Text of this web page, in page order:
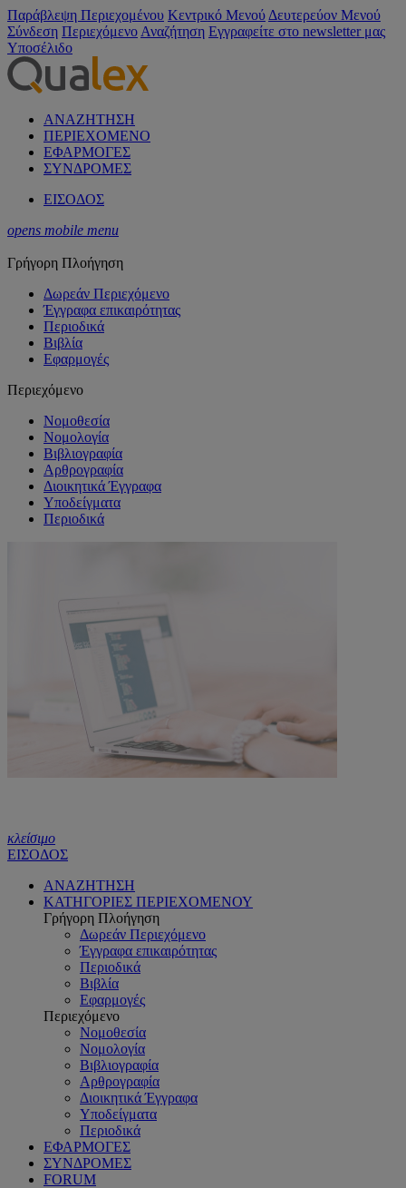
Παράβλεψη Περιεχομένου Κεντρικό Μενού Δευτερεύον Μενού
Σύνδεση Περιεχόμενο Αναζήτηση Εγγραφείτε στο newsletter μας
Υποσέλιδο
ΑΝΑΖΗΤΗΣΗ
ΠΕΡΙΕΧΟΜΕΝΟ
ΕΦΑΡΜΟΓΕΣ
ΣΥΝΔΡΟΜΕΣ
ΕΙΣΟΔΟΣ
opens mobile menu
Γρήγορη Πλοήγηση
Δωρεάν Περιεχόμενο
Έγγραφα επικαιρότητας
Περιοδικά
Βιβλία
Εφαρμογές
Περιεχόμενο
Νομοθεσία
Νομολογία
Βιβλιογραφία
Αρθρογραφία
Διοικητικά Έγγραφα
Υποδείγματα
Περιοδικά
κλείσιμο
ΕΙΣΟΔΟΣ
ΑΝΑΖΗΤΗΣΗ
ΚΑΤΗΓΟΡΙΕΣ ΠΕΡΙΕΧΟΜΕΝΟΥ
Γρήγορη Πλοήγηση
Δωρεάν Περιεχόμενο
Έγγραφα επικαιρότητας
Περιοδικά
Βιβλία
Εφαρμογές
Περιεχόμενο
Νομοθεσία
Νομολογία
Βιβλιογραφία
Αρθρογραφία
Διοικητικά Έγγραφα
Υποδείγματα
Περιοδικά
ΕΦΑΡΜΟΓΕΣ
ΣΥΝΔΡΟΜΕΣ
FORUM